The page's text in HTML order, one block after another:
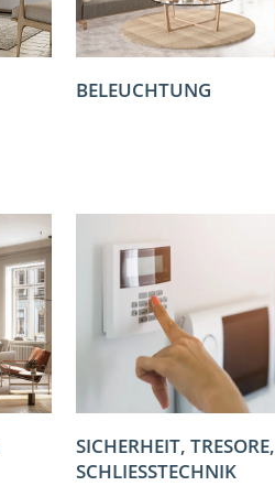
BELEUCHTUNG
SICHERHEIT, TRESORE,
SCHLIESSTECHNIK